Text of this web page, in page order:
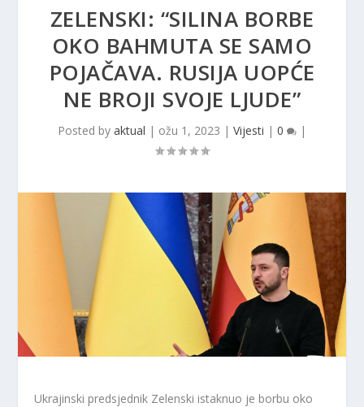
ZELENSKI: “SILINA BORBE
OKO BAHMUTA SE SAMO
POJAČAVA. RUSIJA UOPĆE
NE BROJI SVOJE LJUDE”
Posted by aktual | ožu 1, 2023 | Vijesti | 0 |
Ukrajinski predsjednik Zelenski istaknuo je borbu oko